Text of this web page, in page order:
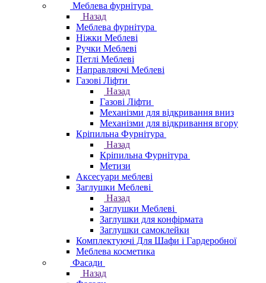
Меблева фурнітура
Назад
Меблева фурнітура
Ніжки Меблеві
Ручки Меблеві
Петлі Меблеві
Направляючі Меблеві
Газові Ліфти
Назад
Газові Ліфти
Механізми для відкривання вниз
Механізми для відкривання вгору
Кріпильна Фурнітура
Назад
Кріпильна Фурнітура
Метизи
Аксесуари меблеві
Заглушки Меблеві
Назад
Заглушки Меблеві
Заглушки для конфірмата
Заглушки самоклейки
Комплектуючі Для Шафи і Гардеробної
Меблева косметика
Фасади
Назад